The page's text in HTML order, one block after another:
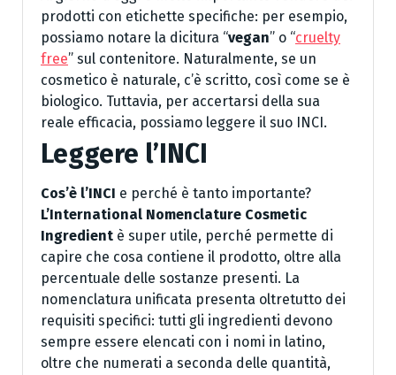
prodotti con etichette specifiche: per esempio,
possiamo notare la dicitura “vegan” o “cruelty
free” sul contenitore. Naturalmente, se un
cosmetico è naturale, c’è scritto, così come se è
biologico. Tuttavia, per accertarsi della sua
reale efficacia, possiamo leggere il suo INCI.
Leggere l’INCI
Cos’è l’INCI e perché è tanto importante?
L’International Nomenclature Cosmetic
Ingredient è super utile, perché permette di
capire che cosa contiene il prodotto, oltre alla
percentuale delle sostanze presenti. La
nomenclatura unificata presenta oltretutto dei
requisiti specifici: tutti gli ingredienti devono
sempre essere elencati con i nomi in latino,
oltre che numerati a seconda delle quantità,